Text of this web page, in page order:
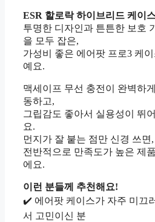
ESR 할로락 하이브리드 케이
투명한 디자인과 튼튼한 보호
을 모두 잡은,
가성비 좋은 에어팟 프로3 케
예요.
맥세이프 무선 충전이 완벽하
동하고,
그립감도 좋아서 실용성이 뛰
요.
먼지가 잘 붙는 점만 신경 쓰면,
전반적으로 만족도가 높은 제품
에요.
이런 분들께 추천해요!
✔️ 에어팟 케이스가 자주 미끄
서 고민이신 분